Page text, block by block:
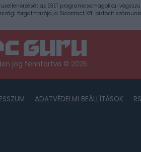
az ESET programcsomagokkal
forgalmazója, a Sicontact Kft. biztosít
jog fenntartva © 2026
ADATVÉDELMI BEÁLLÍTÁSOK